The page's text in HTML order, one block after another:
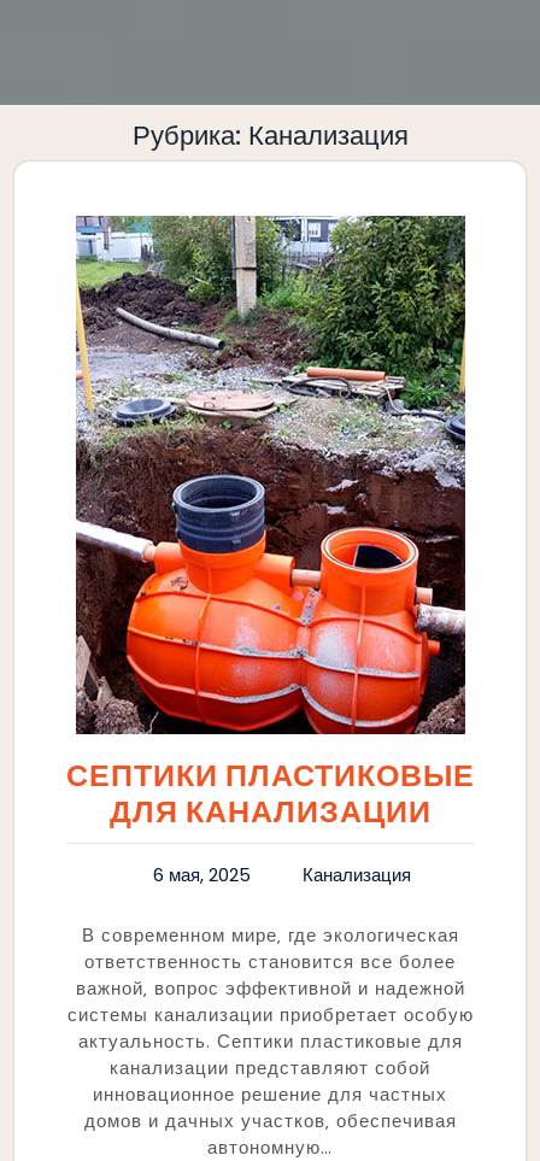
Рубрика: Канализация
СЕПТИКИ ПЛАСТИКОВЫЕ
ДЛЯ КАНАЛИЗАЦИИ
6 мая, 2025 Канализация
В современном мире‚ где экологическая
ответственность становится все более
важной‚ вопрос эффективной и надежной
системы канализации приобретает особую
актуальность. Септики пластиковые для
канализации представляют собой
инновационное решение для частных
домов и дачных участков‚ обеспечивая
автономную…